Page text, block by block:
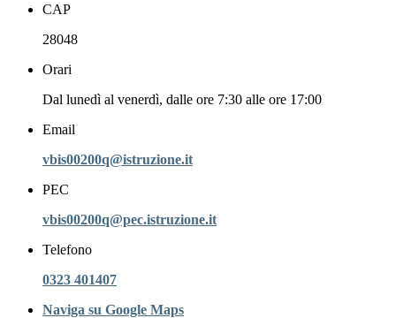
CAP
28048
Orari
Dal lunedì al venerdì, dalle ore 7:30 alle ore 17:00
Email
vbis00200q@istruzione.it
PEC
vbis00200q@pec.istruzione.it
Telefono
0323 401407
Naviga su Google Maps